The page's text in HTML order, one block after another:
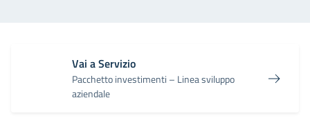
Vai a Servizio
Pacchetto investimenti – Linea sviluppo
aziendale